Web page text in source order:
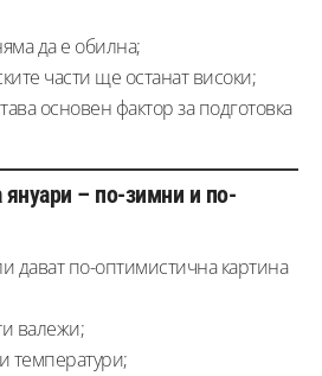
да е обилна;
части ще останат високи;
основен фактор за подготовка
януари – по-зимни и по-
дават по-оптимистична картина
валежи;
температури;